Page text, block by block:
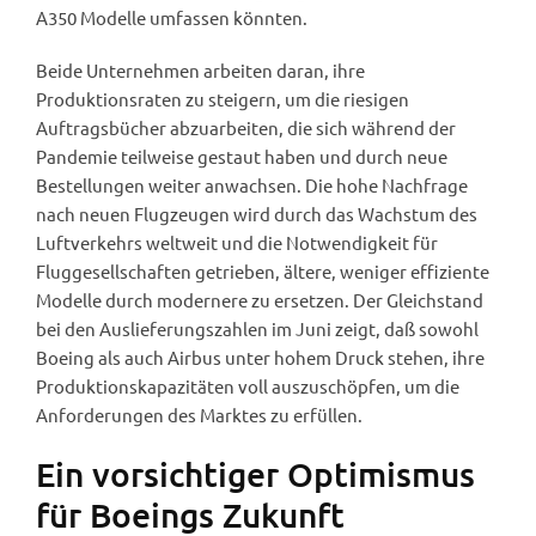
A350 Modelle umfassen könnten.
Beide Unternehmen arbeiten daran, ihre
Produktionsraten zu steigern, um die riesigen
Auftragsbücher abzuarbeiten, die sich während der
Pandemie teilweise gestaut haben und durch neue
Bestellungen weiter anwachsen. Die hohe Nachfrage
nach neuen Flugzeugen wird durch das Wachstum des
Luftverkehrs weltweit und die Notwendigkeit für
Fluggesellschaften getrieben, ältere, weniger effiziente
Modelle durch modernere zu ersetzen. Der Gleichstand
bei den Auslieferungszahlen im Juni zeigt, daß sowohl
Boeing als auch Airbus unter hohem Druck stehen, ihre
Produktionskapazitäten voll auszuschöpfen, um die
Anforderungen des Marktes zu erfüllen.
Ein vorsichtiger Optimismus
für Boeings Zukunft